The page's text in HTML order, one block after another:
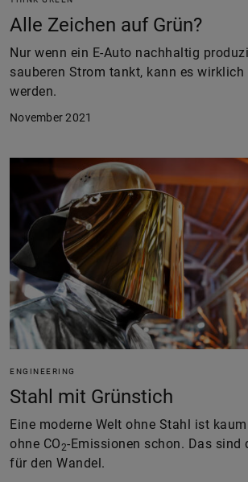
Alle Zeichen auf Grün?
Nur wenn ein E-Auto nachhaltig
sauberen Strom tankt, kann es wirklich
werden.
November 2021
ENGINEERING
Stahl mit Grünstich
Eine moderne Welt ohne Stahl ist
ohne CO2-Emissionen schon. Das sind
für den Wandel.